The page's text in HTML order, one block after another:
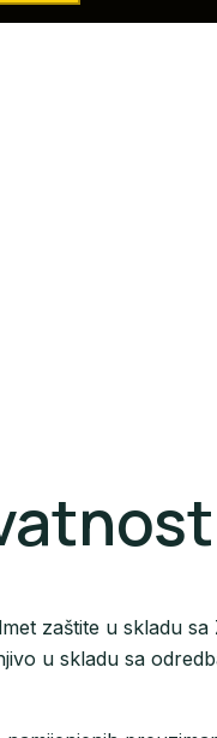
zaštite u skladu
u skladu sa